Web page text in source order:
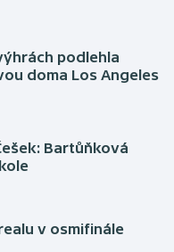
podlehla
doma Los Angeles
Bartůňková
v osmifinále